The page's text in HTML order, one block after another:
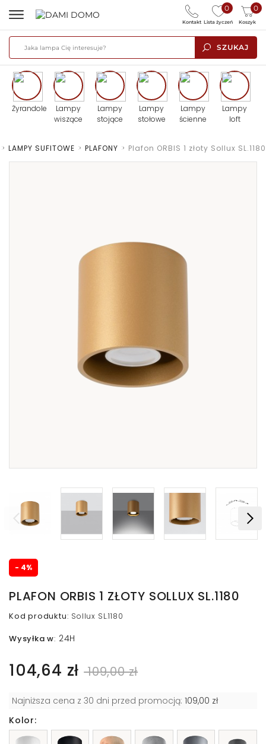
SZUKAJ
0
Lista życzeń
0
Koszyk
Kontakt
Żyrandole
Lampy
wiszące
Lampy
stojące
Lampy
stołowe
Lampy
ścienne
Lampy
loft
> LAMPY SUFITOWE > PLAFONY > Plafon ORBIS 1 złoty Sollux SL.1180
- 4%
PLAFON ORBIS 1 ZŁOTY SOLLUX SL.1180
Kod produktu: Sollux SL.1180
Wysyłka w: 24H
104,64 zł 109,00 zł
Najniższa cena z 30 dni przed promocją: 109,00 zł
Kolor: